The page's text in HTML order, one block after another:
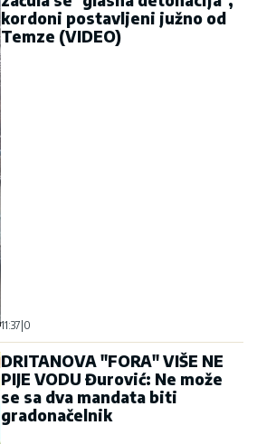
kordoni postavljeni južno od
Temze (VIDEO)
11:37|0
DRITANOVA "FORA" VIŠE NE
PIJE VODU Đurović: Ne može
se sa dva mandata biti
gradonačelnik